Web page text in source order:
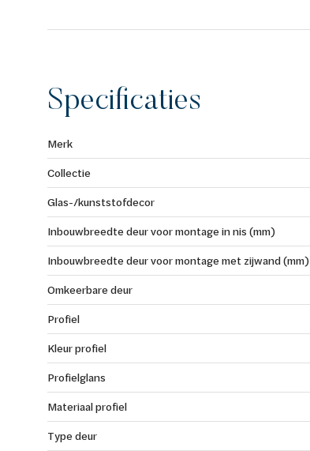
Specificaties
Merk
Collectie
Glas-/kunststofdecor
Inbouwbreedte deur voor montage in nis (mm)
Inbouwbreedte deur voor montage met zijwand (mm)
Omkeerbare deur
Profiel
Kleur profiel
Profielglans
Materiaal profiel
Type deur